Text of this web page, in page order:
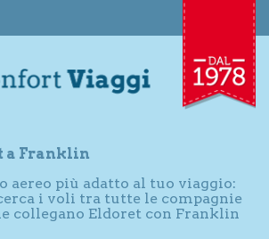
a Franklin
aereo più adatto al tuo viaggio:
i voli tra tutte le compagnie
collegano Eldoret con Franklin